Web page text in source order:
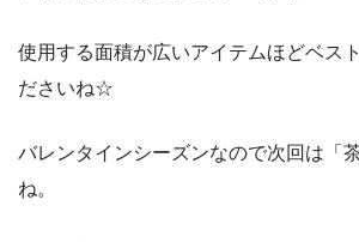
使用する面積が広いアイテムほどベス
ださいね☆
バレンタインシーズンなので次回は「
ね。